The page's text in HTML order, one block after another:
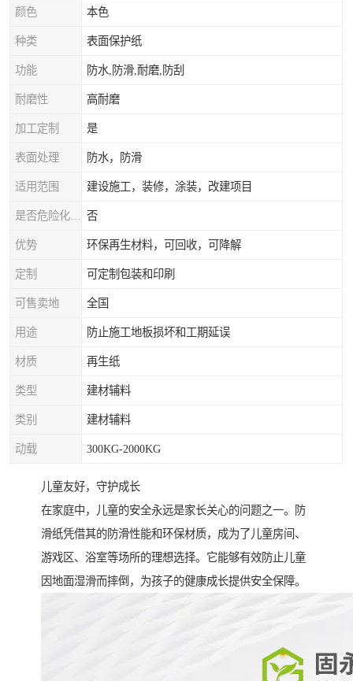
颜色 本色
种类 表面保护纸
功能 防水,防滑,耐磨,防刮
耐磨性 高耐磨
加工定制 是
表面处理 防水，防滑
适用范围 建设施工，装修，涂装，改建项目
否
优势 环保再生材料，可回收，可降解
定制 可定制包装和印刷
可售卖地 全国
用途 防止施工地板损坏和工期延误
材质 再生纸
类型 建材辅料
类别 建材辅料
动载 300KG-2000KG
儿童友好，守护成长
在家庭中，儿童的安全永远是家长关心的问题之一。防
滑纸凭借其的防滑性能和环保材质，成为了儿童房间、
游戏区、浴室等场所的理想选择。它能够有效防止儿童
因地面湿滑而摔倒，为孩子的健康成长提供安全保障。